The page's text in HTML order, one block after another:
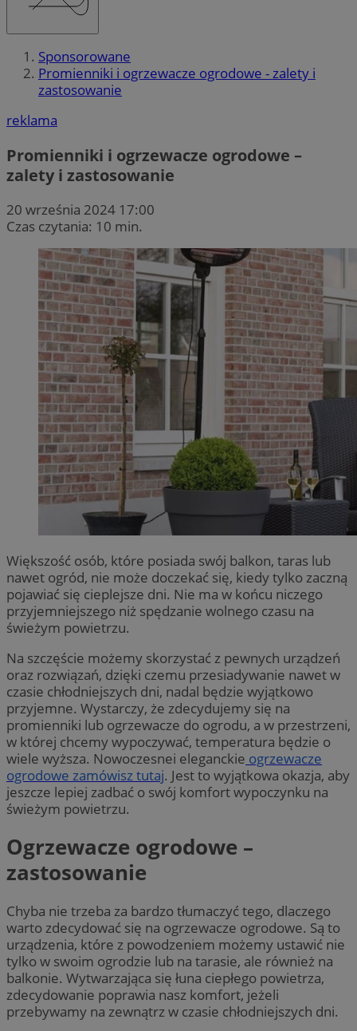
Sponsorowane
Promienniki i ogrzewacze ogrodowe - zalety i
zastosowanie
reklama
Promienniki i ogrzewacze ogrodowe –
zalety i zastosowanie
20 września 2024 17:00
Czas czytania: 10 min.
Większość osób, które posiada swój balkon, taras lub
nawet ogród, nie może doczekać się, kiedy tylko zaczną
pojawiać się cieplejsze dni. Nie ma w końcu niczego
przyjemniejszego niż spędzanie wolnego czasu na
świeżym powietrzu.
Na szczęście możemy skorzystać z pewnych urządzeń
oraz rozwiązań, dzięki czemu przesiadywanie nawet w
czasie chłodniejszych dni, nadal będzie wyjątkowo
przyjemne. Wystarczy, że zdecydujemy się na
promienniki lub ogrzewacze do ogrodu, a w przestrzeni,
w której chcemy wypoczywać, temperatura będzie o
wiele wyższa. Nowoczesnei eleganckie ogrzewacze
ogrodowe zamówisz tutaj. Jest to wyjątkowa okazja, aby
jeszcze lepiej zadbać o swój komfort wypoczynku na
świeżym powietrzu.
Ogrzewacze ogrodowe –
zastosowanie
Chyba nie trzeba za bardzo tłumaczyć tego, dlaczego
warto zdecydować się na ogrzewacze ogrodowe. Są to
urządzenia, które z powodzeniem możemy ustawić nie
tylko w swoim ogrodzie lub na tarasie, ale również na
balkonie. Wytwarzająca się łuna ciepłego powietrza,
zdecydowanie poprawia nasz komfort, jeżeli
przebywamy na zewnątrz w czasie chłodniejszych dni.